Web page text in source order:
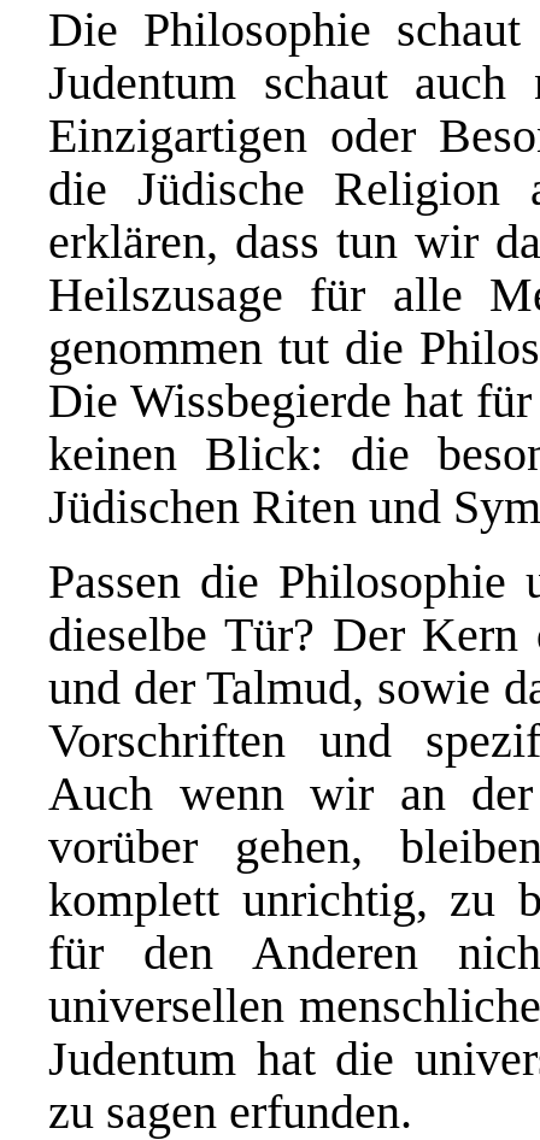
Die Philosophie
Judentum schaut
Einzigartigen oder
die Jüdische Religion
erklären, dass tun wir
Heilszusage für alle
genommen tut die
Die Wissbegierde hat
keinen Blick: die
Jüdischen Riten und
Passen die Philosophie
dieselbe Tür? Der Kern
und der Talmud, sowie
Vorschriften und
Auch wenn wir an der
vorüber gehen,
komplett unrichtig, zu
für den Anderen
universellen
Judentum hat die
zu sagen erfunden.